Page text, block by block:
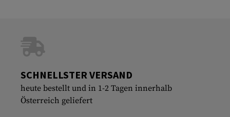
SCHNELLSTER VERSAND
heute bestellt und in 1-2 Tagen innerhalb
Österreich geliefert